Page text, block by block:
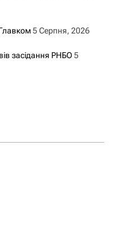
5 Серпня, 2026
засідання РНБО5